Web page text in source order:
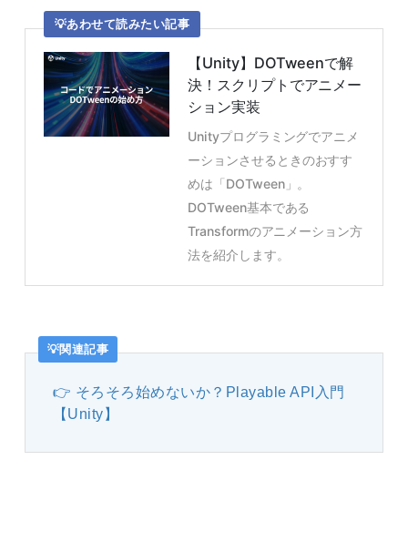
あわせて読みたい記事
【Unity】DOTweenで解
決！スクリプトでアニメー
ション実装
Unityプログラミングでアニメ
ーションさせるときのおすす
めは「DOTween」。
DOTween基本である
Transformのアニメーション方
法を紹介します。
関連記事
そろそろ始めないか？Playable API入門
【Unity】